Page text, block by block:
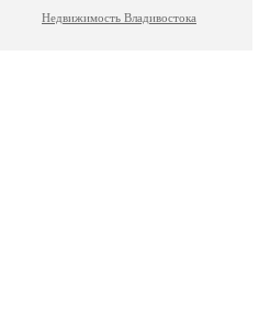
Недвижимость Владивостока